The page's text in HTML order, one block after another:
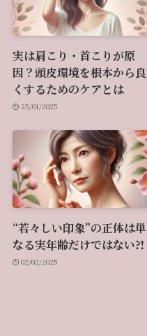
実は肩こり・首こりが原
因？頭皮環境を根本から良
くするためのケアとは
25/01/2025
“若々しい印象”の正体は単
なる実年齢だけではない⁈
02/02/2025